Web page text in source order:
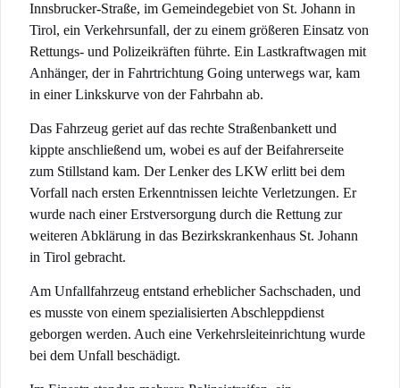
Innsbrucker-Straße, im Gemeindegebiet von St. Johann in
Tirol, ein Verkehrsunfall, der zu einem größeren Einsatz von
Rettungs- und Polizeikräften führte. Ein Lastkraftwagen mit
Anhänger, der in Fahrtrichtung Going unterwegs war, kam
in einer Linkskurve von der Fahrbahn ab.
Das Fahrzeug geriet auf das rechte Straßenbankett und
kippte anschließend um, wobei es auf der Beifahrerseite
zum Stillstand kam. Der Lenker des LKW erlitt bei dem
Vorfall nach ersten Erkenntnissen leichte Verletzungen. Er
wurde nach einer Erstversorgung durch die Rettung zur
weiteren Abklärung in das Bezirkskrankenhaus St. Johann
in Tirol gebracht.
Am Unfallfahrzeug entstand erheblicher Sachschaden, und
es musste von einem spezialisierten Abschleppdienst
geborgen werden. Auch eine Verkehrsleiteinrichtung wurde
bei dem Unfall beschädigt.